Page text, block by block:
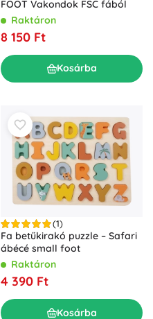
FOOT Vakondok FSC fából
Raktáron
8 150 Ft
Kosárba
(1)
Fa betűkirakó puzzle – Safari
ábécé small foot
Raktáron
4 390 Ft
Kosárba